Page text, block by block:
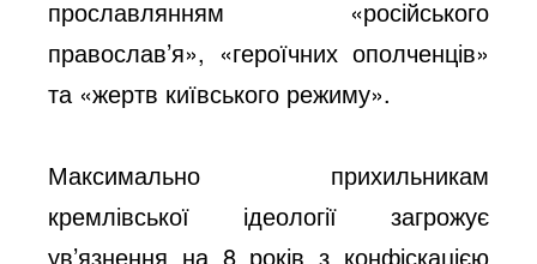
прославлянням «російського
православ’я», «героїчних ополченців»
та «жертв київського режиму».
Максимально прихильникам
кремлівської ідеології загрожує
ув’язнення на 8 років з конфіскацією